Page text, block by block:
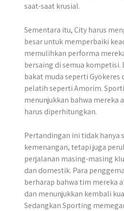
saat-saat krusial.
Sementara itu, City harus
besar untuk memperbaiki
memulihkan performa
bersaing di semua kompetisi.
bakat muda seperti Gyökeres
pelatih seperti Amorim.
menunjukkan bahwa mereka
harus diperhitungkan.
Pertandingan ini tidak hanya
kemenangan, tetapi juga
perjalanan masing-masing
dan domestik. Para
berharap bahwa tim mereka
dan menunjukkan kembali
Sedangkan Sporting